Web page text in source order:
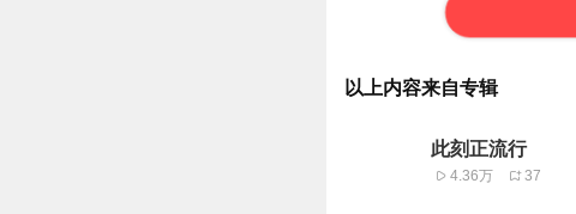
以上内容来自专辑
此刻正流行
4.36万 37